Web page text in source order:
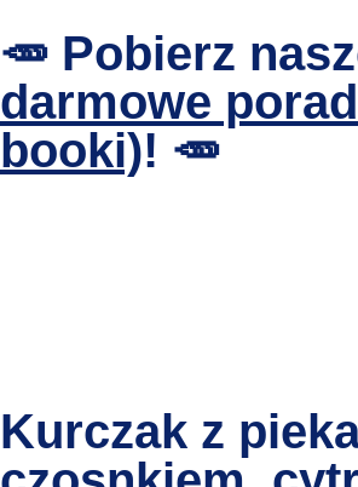
🥕 Pobierz
darmowe
booki)! 🥕
Kurczak z